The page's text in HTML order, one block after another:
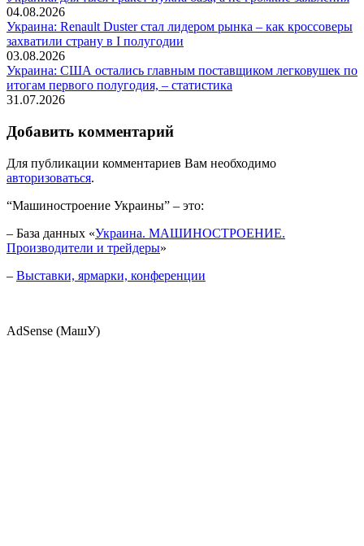
04.08.2026
Украина: Renault Duster стал лидером рынка – как кроссоверы
захватили страну в I полугодии
03.08.2026
Украина: США остались главным поставщиком легковушек по
итогам первого полугодия, – статистика
31.07.2026
Добавить комментарий
Для публикации комментариев Вам необходимо
авторизоваться.
“Машиностроение Украины” – это:
– База данных «Украина. МАШИНОСТРОЕНИЕ.
Производители и трейдеры»
– Выставки, ярмарки, конференции
AdSense (МашУ)